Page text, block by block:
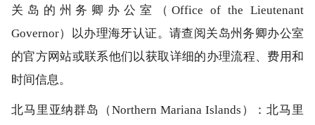
关岛的州务卿办公室（Office of the Lieutenant
Governor）以办理海牙认证。请查阅关岛州务卿办公室
的官方网站或联系他们以获取详细的办理流程、费用和
时间信息。
北马里亚纳群岛（Northern Mariana Islands）：北马里